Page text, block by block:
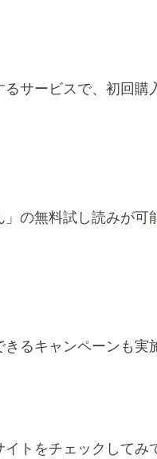
サービスで、初回
の無料試し読みが可
るキャンペーンも実
トをチェックしてみ